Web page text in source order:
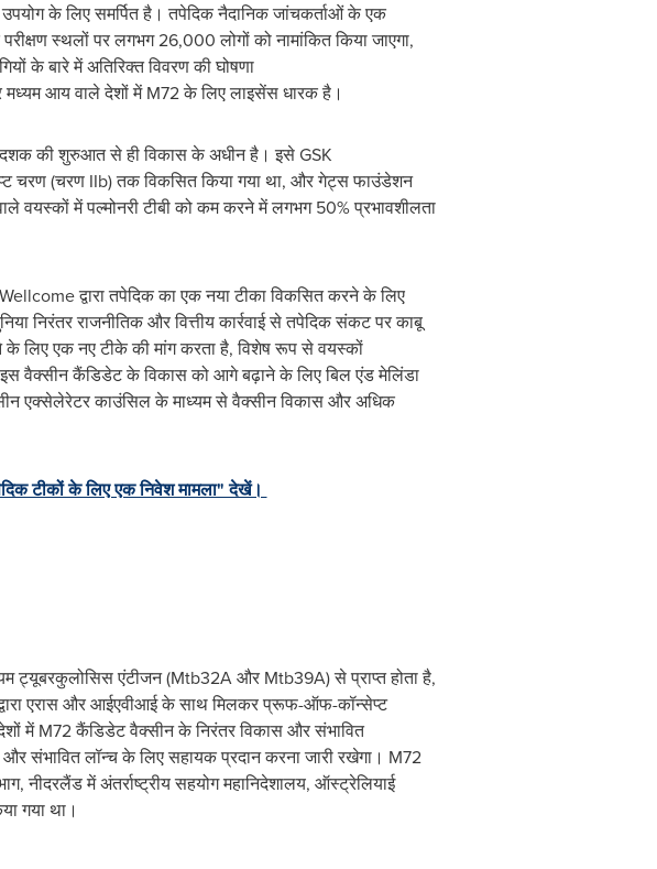
के लिए समर्पित है। तपेदिक नैदानिक जांचकर्ताओं के एक
स्थलों पर लगभग 26,000 लोगों को नामांकित किया जाएगा,
के बारे में अतिरिक्त विवरण की घोषणा
मध्यम आय वाले देशों में M72 के लिए लाइसेंस धारक है।
दशक की शुरुआत से ही विकास के अधीन है। इसे GSK
चरण (चरण IIb) तक विकसित किया गया था, और गेट्स फाउंडेशन
वयस्कों में पल्मोनरी टीबी को कम करने में लगभग 50% प्रभावशीलता
द्वारा तपेदिक का एक नया टीका विकसित करने के लिए
निरंतर राजनीतिक और वित्तीय कार्रवाई से तपेदिक संकट पर काबू
लिए एक नए टीके की मांग करता है, विशेष रूप से वयस्कों
इस वैक्सीन कैंडिडेट के विकास को आगे बढ़ाने के लिए बिल एंड मेलिंडा
एक्सेलेरेटर काउंसिल के माध्यम से वैक्सीन विकास और अधिक
टीकों के लिए एक निवेश मामला" देखें।
ट्यूबरकुलोसिस एंटीजन (Mtb32A और Mtb39A) से प्राप्त होता है,
एरास और आईएवीआई के साथ मिलकर प्रूफ-ऑफ-कॉन्सेप्ट
में M72 कैंडिडेट वैक्सीन के निरंतर विकास और संभावित
लॉन्च के लिए सहायक प्रदान करना जारी रखेगा। M72
नीदरलैंड में अंतर्राष्ट्रीय सहयोग महानिदेशालय, ऑस्ट्रेलियाई
गया था।